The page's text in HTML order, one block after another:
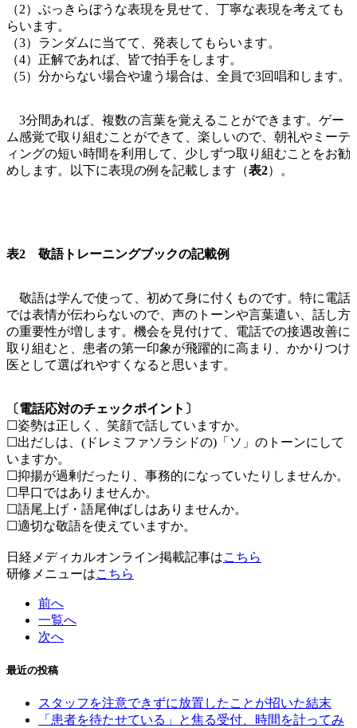
（2）ぶっきらぼうな表現を見せて、丁寧な表現を考えても
らいます。
（3）ランダムに当てて、発表してもらいます。
（4）正解であれば、皆で拍手をします。
（5）分からない場合や違う場合は、全員で3回唱和します。
3分間あれば、複数の言葉を覚えることができます。ゲー
ム感覚で取り組むことができて、楽しいので、朝礼やミーテ
ィングの短い時間を利用して、少しずつ取り組むことをお勧
めします。以下に表現の例を記載します（表2）。
表2 敬語トレーニングブックの記載例
敬語は学んで使って、初めて身に付くものです。特に電話
では表情が伝わらないので、声のトーンや言葉遣い、話し方
の重要性が増します。機会を見付けて、電話での接遇改善に
取り組むと、患者の第一印象が飛躍的に高まり、かかりつけ
医として選ばれやすくなると思います。
〔電話応対のチェックポイント〕
☐姿勢は正しく、笑顔で話していますか。
☐出だしは、(ドレミファソラシドの)「ソ」のトーンにして
いますか。
☐抑揚が過剰だったり、事務的になっていたりしませんか。
☐早口ではありませんか。
☐語尾上げ・語尾伸ばしはありませんか。
☐適切な敬語を使えていますか。
日経メディカルオンライン掲載記事はこちら
研修メニューはこちら
前へ
一覧へ
次へ
最近の投稿
スタッフを注意できずに放置したことが招いた結末
「患者を待たせている」と焦る受付、時間を計ってみ